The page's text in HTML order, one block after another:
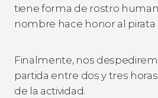
tiene forma de rostro
nombre hace honor al pirata
Finalmente, nos
partida entre dos y tres
de la actividad.